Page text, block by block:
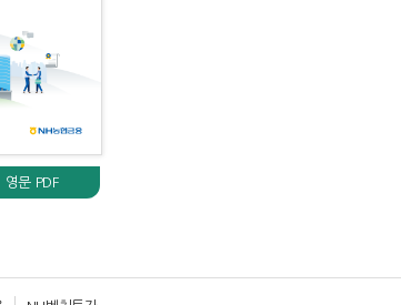
영문 PDF